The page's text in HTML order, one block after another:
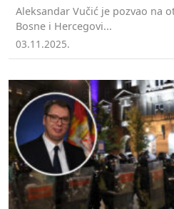
Aleksandar Vučić je pozvao na
Bosne i Hercegovi...
03.11.2025.